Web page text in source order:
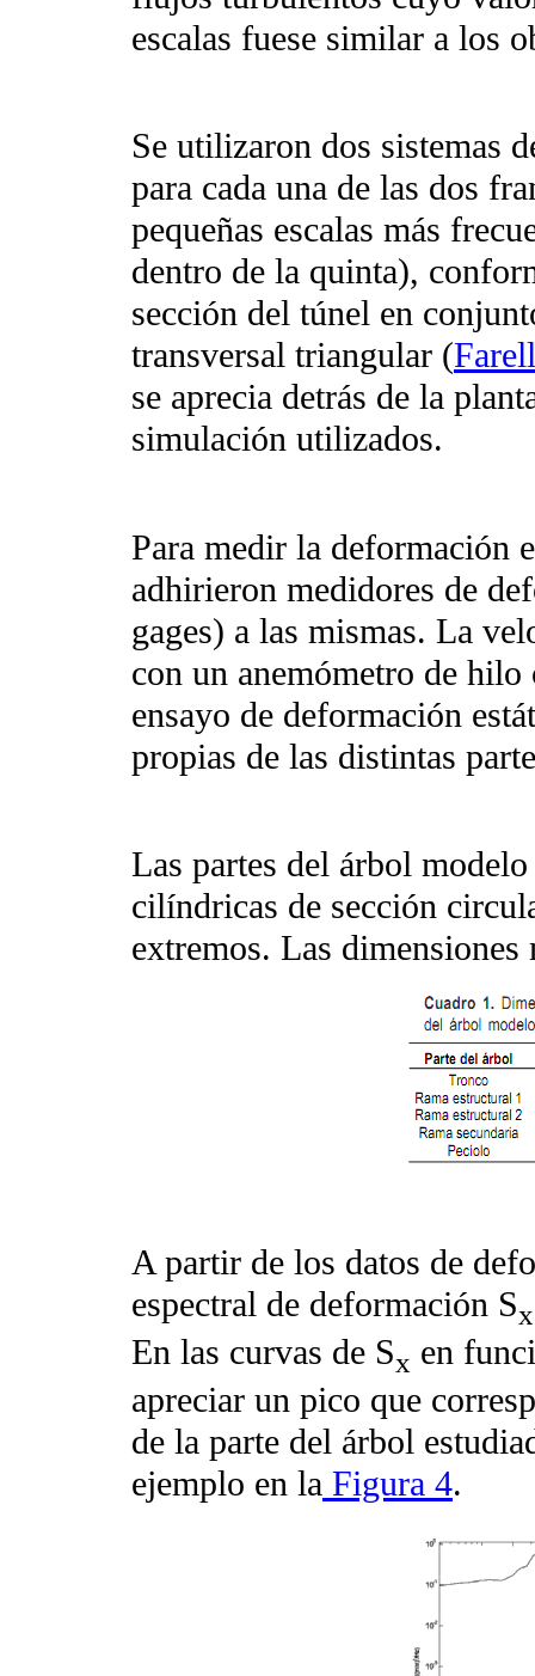
escalas fuese similar a los
Se utilizaron dos sistemas
para cada una de las dos
pequeñas escalas más
dentro de la quinta),
sección del túnel en
transversal triangular (
se aprecia detrás de la
simulación utilizados.
Para medir la deformación
adhirieron medidores de
gages) a las mismas. La
con un anemómetro de
ensayo de deformación
propias de las distintas
Las partes del árbol
cilíndricas de sección
extremos. Las
A partir de los datos de
espectral de deformación Sx
En las curvas de Sx en
apreciar un pico que
de la parte del árbol
ejemplo en la Figura 4.